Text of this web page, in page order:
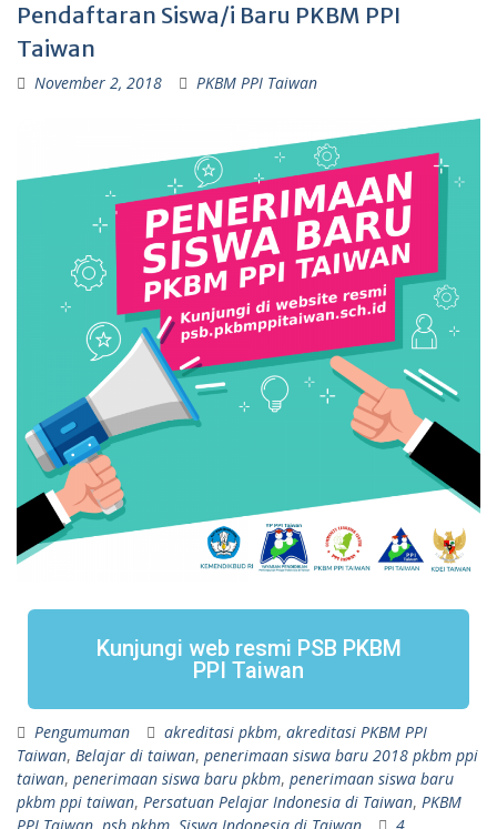
Pendaftaran Siswa/i Baru PKBM PPI
Taiwan
November 2, 2018 PKBM PPI Taiwan
Kunjungi web resmi PSB PKBM
PPI Taiwan
Pengumuman akreditasi pkbm, akreditasi PKBM PPI
Taiwan, Belajar di taiwan, penerimaan siswa baru 2018 pkbm ppi
taiwan, penerimaan siswa baru pkbm, penerimaan siswa baru
pkbm ppi taiwan, Persatuan Pelajar Indonesia di Taiwan, PKBM